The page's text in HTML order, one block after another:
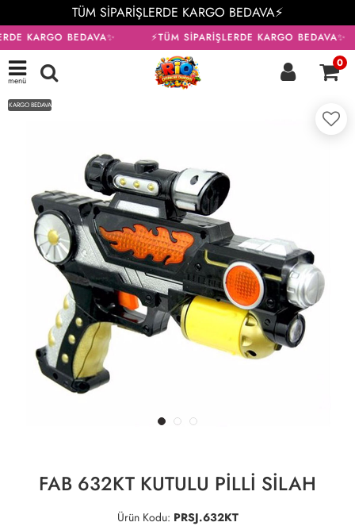
TÜM SİPARİŞLERDE KARGO BEDAVA⚡
KARGO BEDAVA✨ ⚡TÜM SİPARİŞLERDE KARGO BEDAVA✨
menü
0
KARGO BEDAVA
FAB 632KT KUTULU PİLLİ SİLAH
Ürün Kodu: PRSJ.632KT